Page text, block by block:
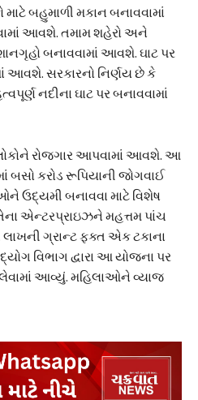
માટે બહુમાળી મકાન બનાવવામાં
આવશે. તમામ શહેરો અને
બનાવવામાં આવશે. ઘાટ પર
આવશે. સરકારનો નિર્ણય છે કે
નદીના ઘાટ પર બનાવવામાં
રોજગાર આપવામાં આવશે. આ
બસો કરોડ રૂપિયાની જોગવાઈ
ઉદ્યમી બનાવવા માટે વિશેષ
એન્ટરપ્રાઇઝને મહત્તમ પાંચ
ગ્રાન્ટ ફક્ત એક ટકાના
વિભાગ દ્વારા આ યોજના પર
આવ્યું. મહિલાઓને વ્યાજ